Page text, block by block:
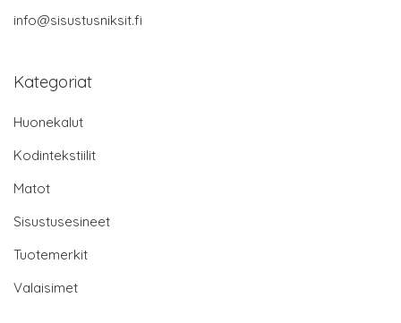
info@sisustusniksit.fi
Kategoriat
Huonekalut
Kodintekstiilit
Matot
Sisustusesineet
Tuotemerkit
Valaisimet